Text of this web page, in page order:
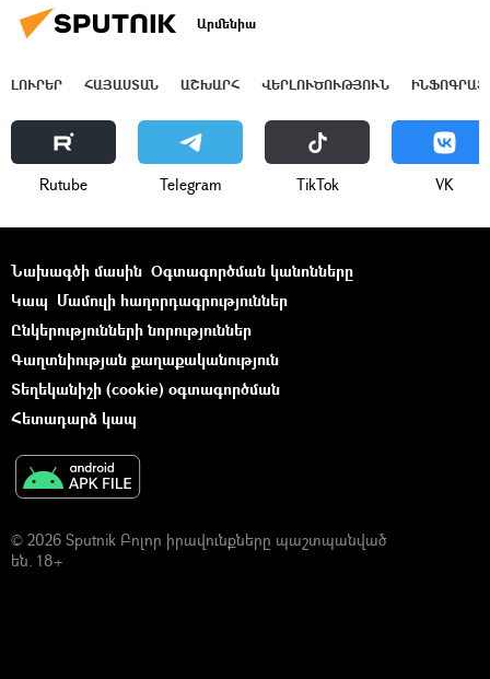
Արմենիա
ԼՈՒՐԵՐ ՀԱՅԱՍՏԱՆ ԱՇԽԱՐՀ ՎԵՐԼՈՒԾՈՒԹՅՈՒՆ
Rutube Telegram ТikТоk VK
Նախագծի մասին Օգտագործման կանոնները
Կապ Մամուլի հաղորդագրություններ
Ընկերությունների նորություններ
Գաղտնիության քաղաքականություն
Տեղեկանիշի (cookie) օգտագործման
Հետադարձ կապ
© 2026 Sputnik Բոլոր իրավունքները պաշտպանված
են. 18+